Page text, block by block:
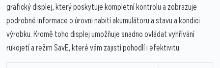
grafický displej, který poskytuje kompletní kontrolu a zobrazuje
podrobné informace o úrovni nabití akumulátoru a stavu a kondici
výrobku. Kromě toho displej umožňuje snadno ovládat vyhřívání
rukojetí a režim SavE, které vám zajistí pohodlí i efektivitu.